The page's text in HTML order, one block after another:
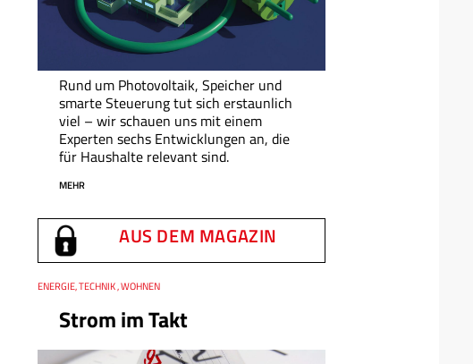
Rund um Photovoltaik, Speicher und
smarte Steuerung tut sich erstaunlich
viel – wir schauen uns mit einem
Experten sechs Entwicklungen an, die
für Haushalte relevant sind.
MEHR
AUS DEM MAGAZIN
Strom im Takt
Thema
ENERGIE, TECHNIK , WOHNEN